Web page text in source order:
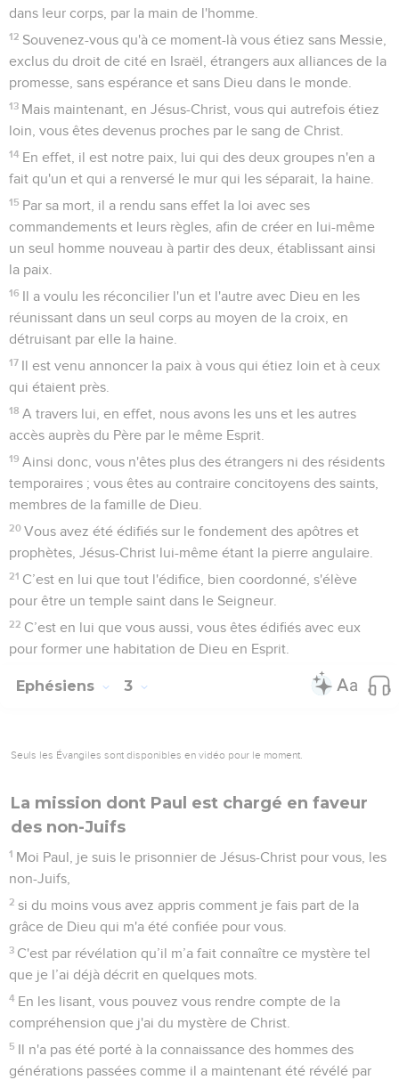
dans leur corps, par la main de l'homme.
12 Souvenez-vous qu'à ce moment-là vous étiez sans Messie,
exclus du droit de cité en Israël, étrangers aux alliances de la
promesse, sans espérance et sans Dieu dans le monde.
13 Mais maintenant, en Jésus-Christ, vous qui autrefois étiez
loin, vous êtes devenus proches par le sang de Christ.
14 En effet, il est notre paix, lui qui des deux groupes n'en a
fait qu'un et qui a renversé le mur qui les séparait, la haine.
15 Par sa mort, il a rendu sans effet la loi avec ses
commandements et leurs règles, afin de créer en lui-même
un seul homme nouveau à partir des deux, établissant ainsi
la paix.
16 Il a voulu les réconcilier l'un et l'autre avec Dieu en les
réunissant dans un seul corps au moyen de la croix, en
détruisant par elle la haine.
17 Il est venu annoncer la paix à vous qui étiez loin et à ceux
qui étaient près.
18 A travers lui, en effet, nous avons les uns et les autres
accès auprès du Père par le même Esprit.
19 Ainsi donc, vous n'êtes plus des étrangers ni des résidents
temporaires ; vous êtes au contraire concitoyens des saints,
membres de la famille de Dieu.
20 Vous avez été édifiés sur le fondement des apôtres et
prophètes, Jésus-Christ lui-même étant la pierre angulaire.
21 C’est en lui que tout l'édifice, bien coordonné, s'élève
pour être un temple saint dans le Seigneur.
22 C’est en lui que vous aussi, vous êtes édifiés avec eux
pour former une habitation de Dieu en Esprit.
Ephésiens 3
Seuls les Évangiles sont disponibles en vidéo pour le moment.
La mission dont Paul est chargé en faveur
des non-Juifs
1 Moi Paul, je suis le prisonnier de Jésus-Christ pour vous, les
non-Juifs,
2 si du moins vous avez appris comment je fais part de la
grâce de Dieu qui m'a été confiée pour vous.
3 C'est par révélation qu’il m’a fait connaître ce mystère tel
que je l’ai déjà décrit en quelques mots.
4 En les lisant, vous pouvez vous rendre compte de la
compréhension que j'ai du mystère de Christ.
5 Il n'a pas été porté à la connaissance des hommes des
générations passées comme il a maintenant été révélé par